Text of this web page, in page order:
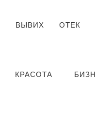
ВЫВИХ ОТЕК
КРАСОТА